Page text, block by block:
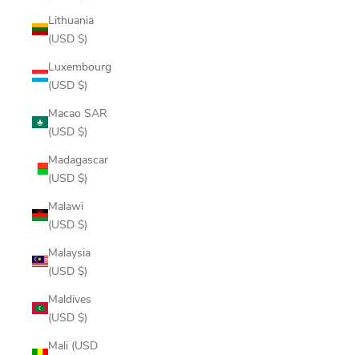
Lithuania
(USD $)
Luxembourg
(USD $)
Macao SAR
(USD $)
Madagascar
(USD $)
Malawi
(USD $)
Malaysia
(USD $)
Maldives
(USD $)
Mali (USD